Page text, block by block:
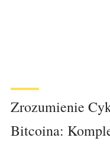
Zrozumienie
Bitcoina: